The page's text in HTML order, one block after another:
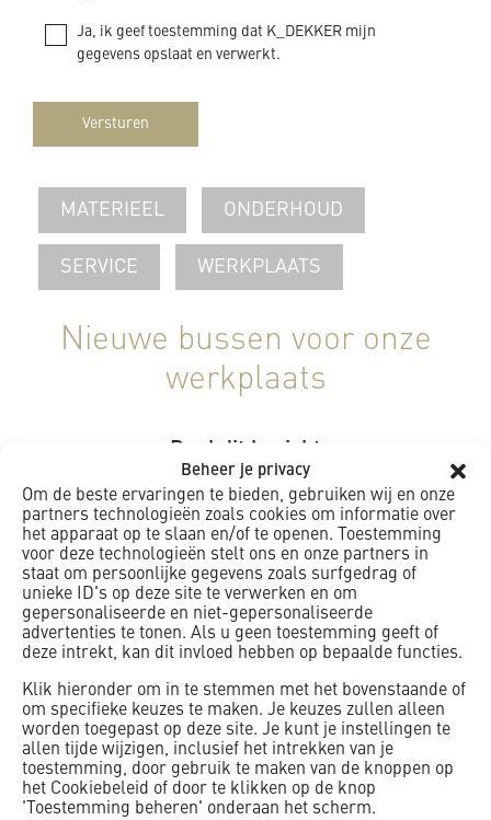
Beheer je privacy
Om de beste ervaringen te bieden, gebruiken wij en onze
partners technologieën zoals cookies om informatie over
het apparaat op te slaan en/of te openen. Toestemming
voor deze technologieën stelt ons en onze partners in
staat om persoonlijke gegevens zoals surfgedrag of
unieke ID's op deze site te verwerken en om
gepersonaliseerde en niet-gepersonaliseerde
advertenties te tonen. Als u geen toestemming geeft of
deze intrekt, kan dit invloed hebben op bepaalde functies.
Klik hieronder om in te stemmen met het bovenstaande of
om specifieke keuzes te maken. Je keuzes zullen alleen
worden toegepast op deze site. Je kunt je instellingen te
allen tijde wijzigen, inclusief het intrekken van je
toestemming, door gebruik te maken van de knoppen op
het Cookiebeleid of door te klikken op de knop
'Toestemming beheren' onderaan het scherm.
Ja, ik geef toestemming dat K_DEKKER mijn
gegevens opslaat en verwerkt.
Versturen
MATERIEEL ONDERHOUD
SERVICE WERKPLAATS
Nieuwe bussen voor onze
werkplaats
Deel dit bericht
Gepubliceerd op15 maart 2018
Vaak voert K_Dekker het onderhoud van bruggen en
kunstwerken uit. Hiervoor wordt regelmatig onze eigen
werkplaats in Krabbendam ingeschakeld. Om het vervoer
zo optimaal mogelijk te laten verlopen heeft K_Dekker twee
nieuwe bussen aangeschaft. De bussen zijn van alle
gemakken voorzien en zijn een stuk groter dan een
standaard model, zodat er ook gemakkelijk een werkvlot of
een mobiele afzetting vervoerd kan worden. Daarnaast zijn
de bussen uitgerust met zwaailampen en werklampen,